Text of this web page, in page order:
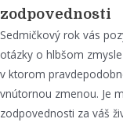
zodpovednosti
Sedmičkový rok vás
otázky o hlbšom
v ktorom
vnútornou zmenou. Je
zodpovednosti za váš